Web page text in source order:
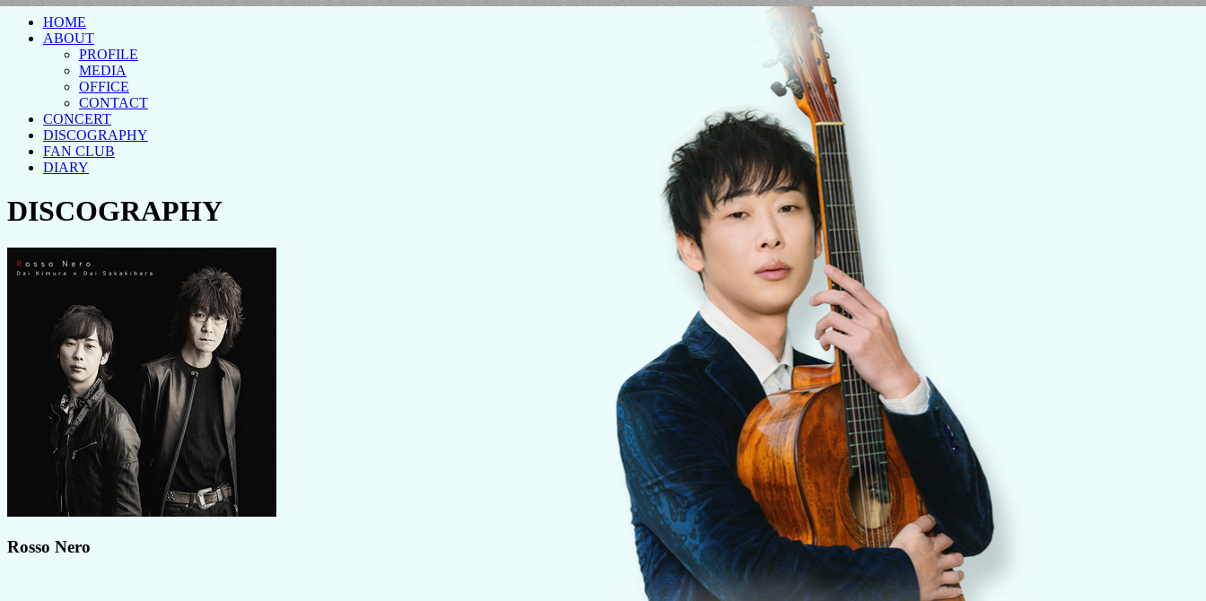
HOME
ABOUT
PROFILE
MEDIA
OFFICE
CONTACT
CONCERT
DISCOGRAPHY
FAN CLUB
DIARY
DISCOGRAPHY
Rosso Nero